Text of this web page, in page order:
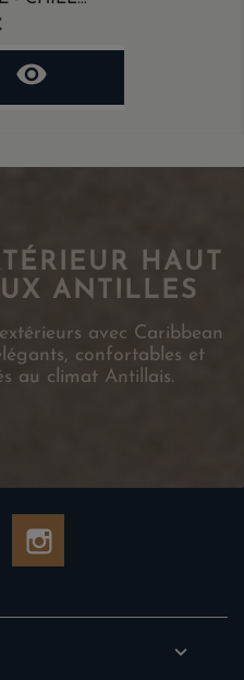

HAUT
ANTILLES
avec Caribbean
confortables et
au climat Antillais.
Facebook
